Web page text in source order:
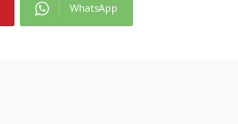
WhatsApp